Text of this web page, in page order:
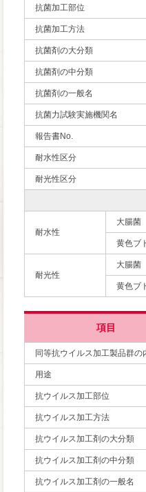
抗菌加工部位
抗菌加工方法
抗菌剤の大分類
抗菌剤の中分類
抗菌剤の一般名
抗菌力試験実施機関名
報告書No.
耐水性区分
耐光性区分
耐水性
大腸菌
黄色ブ
耐光性
大腸菌
黄色ブ
項目
同等抗ウイルス加工製品群の
用途
抗ウイルス加工部位
抗ウイルス加工方法
抗ウイルス加工剤の大分類
抗ウイルス加工剤の中分類
抗ウイルス加工剤の一般名